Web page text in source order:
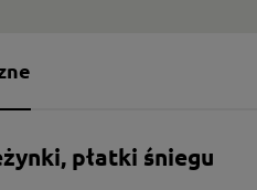
płatki śniegu